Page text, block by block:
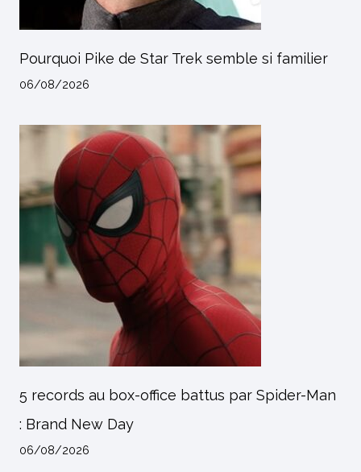
Pourquoi Pike de Star Trek semble si familier
06/08/2026
5 records au box-office battus par Spider-Man
: Brand New Day
06/08/2026